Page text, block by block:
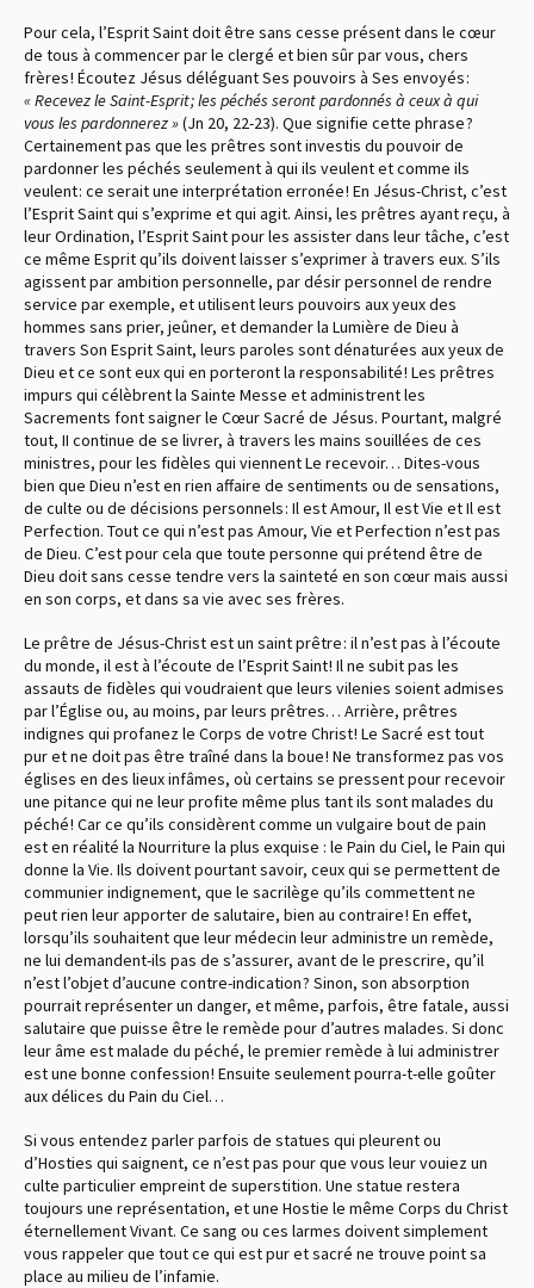
Pour cela, l’Esprit Saint doit être sans cesse présent dans le cœur
de tous à commencer par le clergé et bien sûr par vous, chers
frères ! Écoutez Jésus déléguant Ses pouvoirs à Ses envoyés :
« Recevez le Saint-Esprit ; les péchés seront pardonnés à ceux à qui
vous les pardonnerez »(Jn 20, 22-23). Que signifie cette phrase ?
Certainement pas que les prêtres sont investis du pouvoir de
pardonner les péchés seulement à qui ils veulent et comme ils
veulent : ce serait une interprétation erronée ! En Jésus-Christ, c’est
l’Esprit Saint qui s’exprime et qui agit. Ainsi, les prêtres ayant reçu, à
leur Ordination, l’Esprit Saint pour les assister dans leur tâche, c’est
ce même Esprit qu’ils doivent laisser s’exprimer à travers eux. S’ils
agissent par ambition personnelle, par désir personnel de rendre
service par exemple, et utilisent leurs pouvoirs aux yeux des
hommes sans prier, jeûner, et demander la Lumière de Dieu à
travers Son Esprit Saint, leurs paroles sont dénaturées aux yeux de
Dieu et ce sont eux qui en porteront la responsabilité ! Les prêtres
impurs qui célèbrent la Sainte Messe et administrent les
Sacrements font saigner le Cœur Sacré de Jésus. Pourtant, malgré
tout, II continue de se livrer, à travers les mains souillées de ces
ministres, pour les fidèles qui viennent Le recevoir… Dites-vous
bien que Dieu n’est en rien affaire de sentiments ou de sensations,
de culte ou de décisions personnels : Il est Amour, Il est Vie et Il est
Perfection. Tout ce qui n’est pas Amour, Vie et Perfection n’est pas
de Dieu. C’est pour cela que toute personne qui prétend être de
Dieu doit sans cesse tendre vers la sainteté en son cœur mais aussi
en son corps, et dans sa vie avec ses frères.
Le prêtre de Jésus-Christ est un saint prêtre : il n’est pas à l’écoute
du monde, il est à l’écoute de l’Esprit Saint ! Il ne subit pas les
assauts de fidèles qui voudraient que leurs vilenies soient admises
par l’Église ou, au moins, par leurs prêtres… Arrière, prêtres
indignes qui profanez le Corps de votre Christ ! Le Sacré est tout
pur et ne doit pas être traîné dans la boue ! Ne transformez pas vos
églises en des lieux infâmes, où certains se pressent pour recevoir
une pitance qui ne leur profite même plus tant ils sont malades du
péché ! Car ce qu’ils considèrent comme un vulgaire bout de pain
est en réalité la Nourriture la plus exquise : le Pain du Ciel, le Pain qui
donne la Vie. Ils doivent pourtant savoir, ceux qui se permettent de
communier indignement, que le sacrilège qu’ils commettent ne
peut rien leur apporter de salutaire, bien au contraire ! En effet,
lorsqu’ils souhaitent que leur médecin leur administre un remède,
ne lui demandent-ils pas de s’assurer, avant de le prescrire, qu’il
n’est l’objet d’aucune contre-indication ? Sinon, son absorption
pourrait représenter un danger, et même, parfois, être fatale, aussi
salutaire que puisse être le remède pour d’autres malades. Si donc
leur âme est malade du péché, le premier remède à lui administrer
est une bonne confession ! Ensuite seulement pourra-t-elle goûter
aux délices du Pain du Ciel…
Si vous entendez parler parfois de statues qui pleurent ou
d’Hosties qui saignent, ce n’est pas pour que vous leur vouiez un
culte particulier empreint de superstition. Une statue restera
toujours une représentation, et une Hostie le même Corps du Christ
éternellement Vivant. Ce sang ou ces larmes doivent simplement
vous rappeler que tout ce qui est pur et sacré ne trouve point sa
place au milieu de l’infamie.